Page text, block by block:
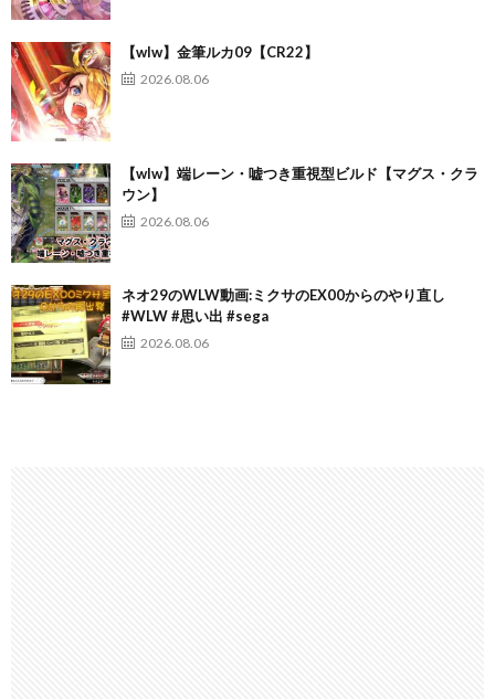
【wlw】金筆ルカ09【CR22】
2026.08.06
【wlw】端レーン・嘘つき重視型ビルド【マグス・クラ
ウン】
2026.08.06
ネオ29のWLW動画:ミクサのEX00からのやり直し
#WLW #思い出 #sega
2026.08.06